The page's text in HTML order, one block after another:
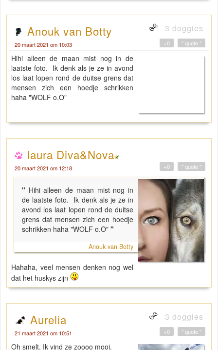
Anouk van Botty 3 doggies
20 maart 2021 om 10:03 " quote "
+0
Hihi alleen de maan mist nog in de
laatste foto. Ik denk als je ze in avond
los laat lopen rond de duitse grens dat
mensen zich een hoedje schrikken
haha "WOLF o.O"
laura Diva&Nova
20 maart 2021 om 12:18 " quote "
+0
" Hihi alleen de maan mist nog in
de laatste foto. Ik denk als je ze in
avond los laat lopen rond de duitse
grens dat mensen zich een hoedje
schrikken haha "WOLF o.O" "
Anouk van Botty
Hahaha, veel mensen denken nog wel
dat het huskys zijn
Aurelia 3 doggies
21 maart 2021 om 10:51 " quote "
+0
Oh smelt. Ik vind ze zoooo mooi.